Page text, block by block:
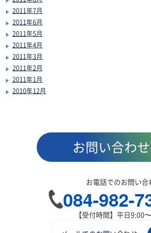
2011年7月
2011年6月
2011年5月
2011年4月
2011年3月
2011年2月
2011年1月
2010年12月
お問い合わせ
お電話でのお問い合
084-982-
【受付時間】平日9:00